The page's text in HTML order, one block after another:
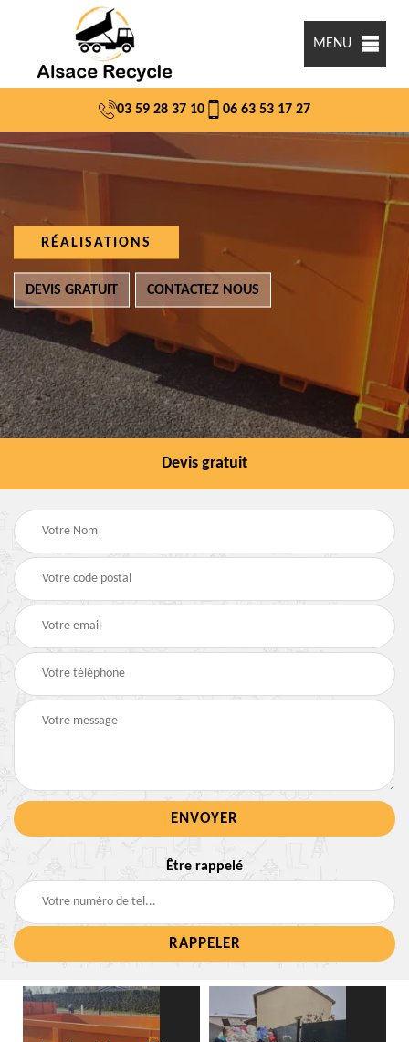
MENU
03 59 28 37 10 06 63 53 17 27
RÉALISATIONS
DEVIS GRATUIT CONTACTEZ NOUS
Devis gratuit
Être rappelé